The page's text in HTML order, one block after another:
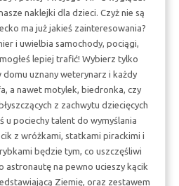
naklejki dla dzieci. Czyż nie są
ma już jakieś zainteresowania?
i uwielbia samochody, pociągi,
lepiej trafić! Wybierz tylko
domu uznany weterynarz i każdy
a nawet motylek, biedronka, czy
z zachwytu dziecięcych
u pociechy talent do wymyślania
z wróżkami, statkami pirackimi i
będzie tym, co uszczęśliwi
astronautę na pewno ucieszy kącik
Ziemię, oraz zestawem